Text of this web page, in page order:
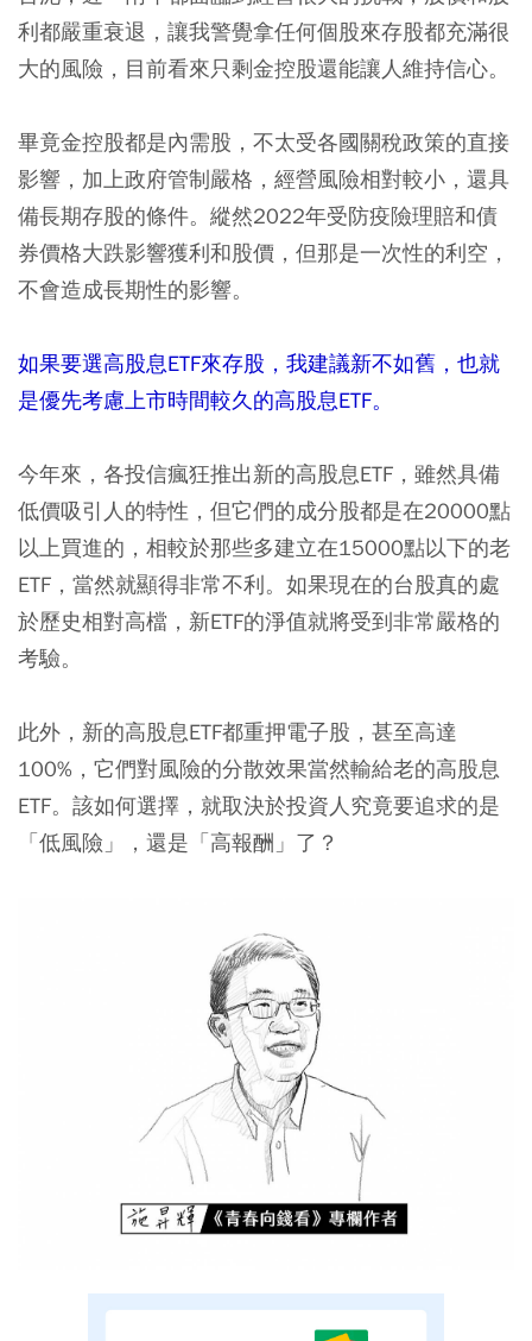
利都嚴重衰退，讓我警覺拿任何個股來存股都充滿很
大的風險，目前看來只剩金控股還能讓人維持信心。
畢竟金控股都是內需股，不太受各國關稅政策的直接
影響，加上政府管制嚴格，經營風險相對較小，還具
備長期存股的條件。縱然2022年受防疫險理賠和債
券價格大跌影響獲利和股價，但那是一次性的利空，
不會造成長期性的影響。
如果要選高股息ETF來存股，我建議新不如舊，也就
是優先考慮上市時間較久的高股息ETF。
今年來，各投信瘋狂推出新的高股息ETF，雖然具備
低價吸引人的特性，但它們的成分股都是在20000點
以上買進的，相較於那些多建立在15000點以下的老
ETF，當然就顯得非常不利。如果現在的台股真的處
於歷史相對高檔，新ETF的淨值就將受到非常嚴格的
考驗。
此外，新的高股息ETF都重押電子股，甚至高達
100%，它們對風險的分散效果當然輸給老的高股息
ETF。該如何選擇，就取決於投資人究竟要追求的是
「低風險」，還是「高報酬」了？